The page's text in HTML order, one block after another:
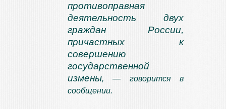
противоправная
деятельность двух
граждан России,
причастных к
совершению
государственной
измены, — говорится в
сообщении.